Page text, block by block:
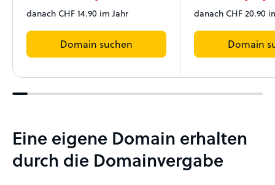
danach CHF 14.90 im Jahr
Domain suchen
danach CHF 20.90
Domain
Eine eigene Domain erhalten
durch die Domainvergabe